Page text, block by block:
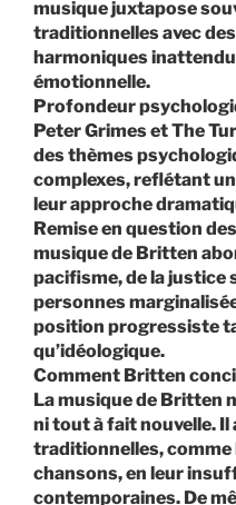
musique juxtapose
traditionnelles avec
harmoniques
émotionnelle.
Profondeur
Peter Grimes et The
des thèmes
complexes, reflétant
leur approche
Remise en question
musique de Britten
pacifisme, de la justice
personnes
position progressiste
qu’idéologique.
Comment Britten
La musique de Britten
ni tout à fait nouvelle.
traditionnelles, comme
chansons, en leur
contemporaines. De